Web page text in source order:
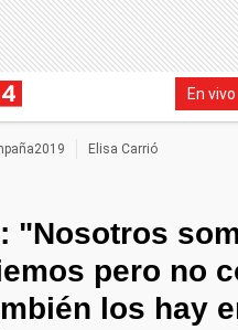
En vivo
Elisa Carrió
"Nosotros
pero no
los hay